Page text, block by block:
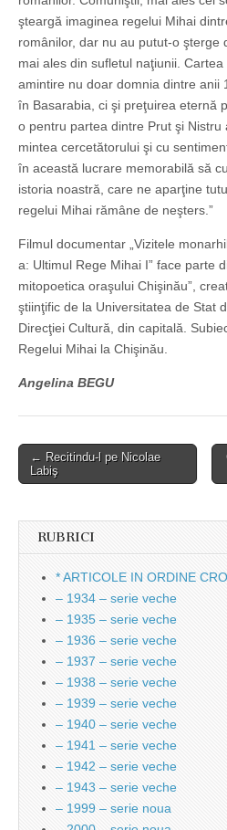
şteargă imaginea regelui Mihai
românilor, dar nu au putut-o şterge
mai ales din sufletul naţiunii.
amintire nu doar domnia dintre anii
în Basarabia, ci şi preţuirea eternă
o pentru partea dintre Prut şi Nistru
mintea cercetătorului şi cu
în această lucrare memorabilă să
istoria noastră, care ne aparţine
regelui Mihai rămâne de neşters.”
Filmul documentar „Vizitele
a: Ultimul Rege Mihai I” face parte
mitopoetica oraşului Chişinău”,
ştiinţific de la Universitatea de Stat
Direcţiei Cultură, din capitală.
Regelui Mihai la Chişinău.
Angelina BEGU
Post
navigation
← Recitindu-l pe Nicolae
Labiş
RUBRICI
* ARTICOLE IN ORDINE
– 1934 – serie veche
– 1935 – serie veche
– 1936 – serie veche
– 1937 – serie veche
– 1938 – serie veche
– 1939 – serie veche
– 1940 – serie veche
– 1941 – serie veche
– 1942 – serie veche
– 1943 – serie veche
– 1999 – serie noua